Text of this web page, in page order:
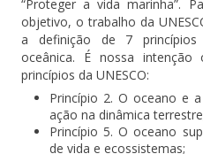
“Proteger a vida marinha”.
objetivo, o trabalho da
a definição de 7
oceânica. É nossa intenção
princípios da UNESCO:
Princípio 2. O oceano e
ação na dinâmica
Princípio 5. O oceano
de vida e ecossistemas;